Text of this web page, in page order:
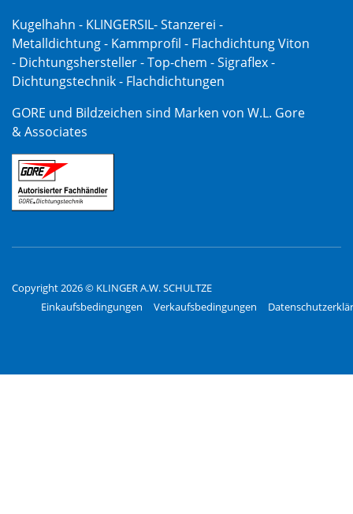
Kugelhahn - KLINGERSIL- Stanzerei -
Metalldichtung - Kammprofil - Flachdichtung Viton
- Dichtungshersteller - Top-chem - Sigraflex -
Dichtungstechnik - Flachdichtungen
GORE und Bildzeichen sind Marken von W.L. Gore
& Associates
Copyright 2026 © KLINGER A.W. SCHULTZE
Einkaufsbedingungen
Verkaufsbedingungen